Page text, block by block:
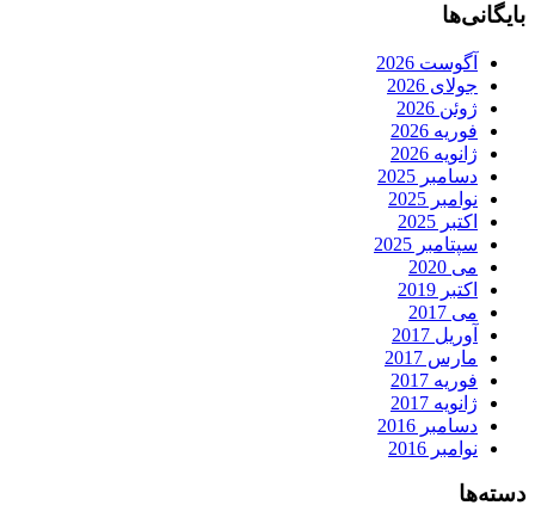
بایگانی‌ها
آگوست 2026
جولای 2026
ژوئن 2026
فوریه 2026
ژانویه 2026
دسامبر 2025
نوامبر 2025
اکتبر 2025
سپتامبر 2025
می 2020
اکتبر 2019
می 2017
آوریل 2017
مارس 2017
فوریه 2017
ژانویه 2017
دسامبر 2016
نوامبر 2016
دسته‌ها